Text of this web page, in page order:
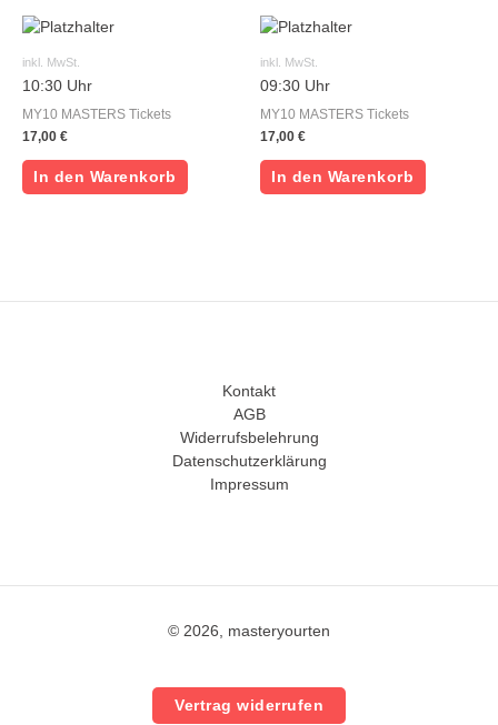
inkl. MwSt.
10:30 Uhr
MY10 MASTERS Tickets
17,00 €
In den Warenkorb
inkl. MwSt.
09:30 Uhr
MY10 MASTERS Tickets
17,00 €
In den Warenkorb
Kontakt
AGB
Widerrufsbelehrung
Datenschutzerklärung
Impressum
© 2026, masteryourten
Vertrag widerrufen